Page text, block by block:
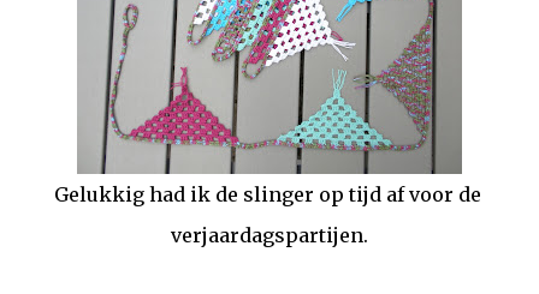
Gelukkig had ik de slinger op tijd af voor de
verjaardagspartijen.